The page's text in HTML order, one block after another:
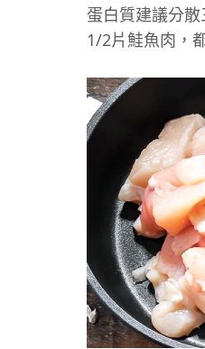
蛋白質建議分
1/2片鮭魚肉，